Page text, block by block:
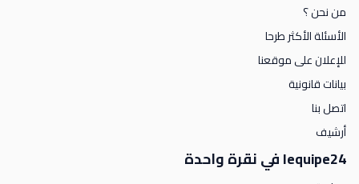
من نحن ؟
الأسئلة الأكثر طرحا
للإعلان على موقعنا
بيانات قانونية
اتصل بنا
أرشيف
lequipe24 في نقرة واحدة